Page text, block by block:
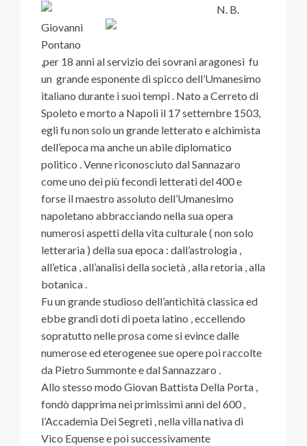
N. B.
Giovanni
Pontano
,per 18 anni al servizio dei sovrani aragonesi fu
un grande esponente di spicco dell’Umanesimo
italiano durante i suoi tempi . Nato a Cerreto di
Spoleto e morto a Napoli il 17 settembre 1503,
egli fu non solo un grande letterato e alchimista
dell’epoca ma anche un abile diplomatico
politico . Venne riconosciuto dal Sannazaro
come uno dei più fecondi letterati del 400 e
forse il maestro assoluto dell’Umanesimo
napoletano abbracciando nella sua opera
numerosi aspetti della vita culturale ( non solo
letteraria ) della sua epoca : dall’astrologia ,
all’etica , all’analisi della società , alla retoria , alla
botanica .
Fu un grande studioso dell’antichità classica ed
ebbe grandi doti di poeta latino , eccellendo
sopratutto nelle prosa come si evince dalle
numerose ed eterogenee sue opere poi raccolte
da Pietro Summonte e dal Sannazzaro .
Allo stesso modo Giovan Battista Della Porta ,
fondò dapprima nei primissimi anni del 600 ,
l’Accademia Dei Segreti , nella villa nativa di
Vico Equense e poi successivamente